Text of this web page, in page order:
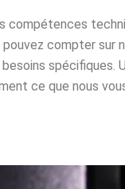
compétences
pouvez compter sur
ce que nous